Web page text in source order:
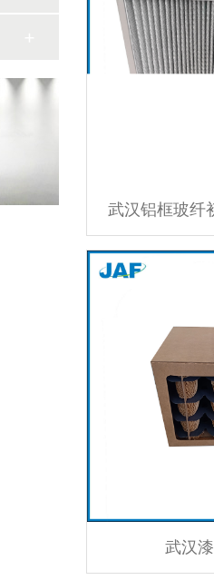
武汉铝框玻纤
武汉